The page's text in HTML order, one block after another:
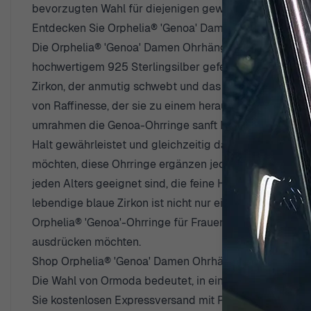
bevorzugten Wahl für diejenigen geworden ist, die
Entdecken Sie Orphelia® 'Genoa' Damen Ohrhänger
Die Orphelia® 'Genoa' Damen Ohrhänger aus
hochwertigem 925 Sterlingsilber gefertigt und bieten
Zirkon, der anmutig schwebt und das Licht einfangen
von Raffinesse, der sie zu einem herausragenden
umrahmen die Genoa-Ohrringe sanft Ihr Gesicht und
Halt gewährleistet und gleichzeitig das Tragen
möchten, diese Ohrringe ergänzen jeden Stil mit
jeden Alters geeignet sind, die feine
lebendige blaue Zirkon ist nicht nur eine Farbe,
Orphelia® 'Genoa'-Ohrringe für Frauen gedacht, die
ausdrücken möchten.
Shop Orphelia® 'Genoa' Damen Ohrhänger aus
Die Wahl von Ormoda bedeutet, in ein
Sie kostenlosen Expressversand mit Premium-